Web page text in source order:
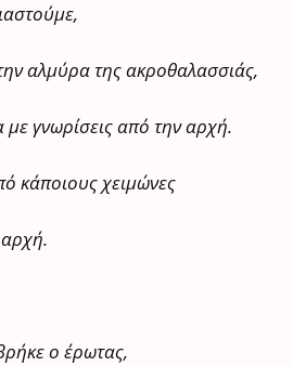
αλμύρα της ακροθαλασσιάς,
με γνωρίσεις από την αρχή.
κάποιους χειμώνες
ο έρωτας,